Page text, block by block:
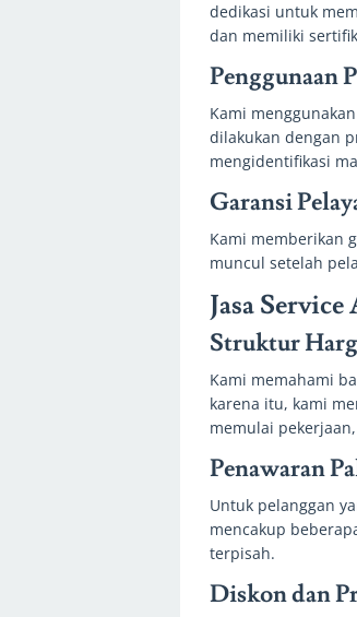
dedikasi untuk
dan memiliki
Penggunaan
Kami
dilakukan dengan
mengidentifikasi
Garansi
Kami memberikan
muncul setelah
Jasa
Struktur
Kami memahami
karena itu, kami
memulai
Penawaran
Untuk pelanggan
mencakup
terpisah.
Diskon dan